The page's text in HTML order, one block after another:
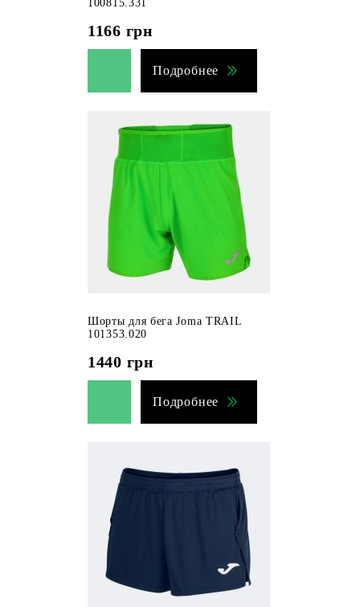
100815.331
1166 грн
Подробнее
Шорты для бега Joma TRAIL
101353.020
1440 грн
Подробнее